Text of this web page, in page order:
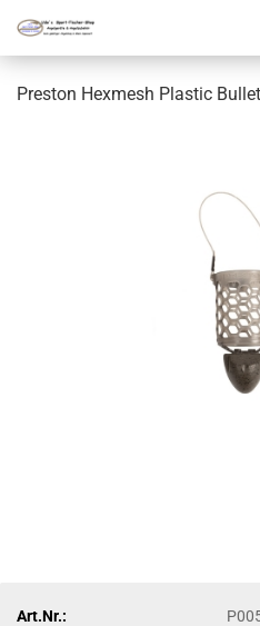
Preston Hexmesh Plastic
Art.Nr.: